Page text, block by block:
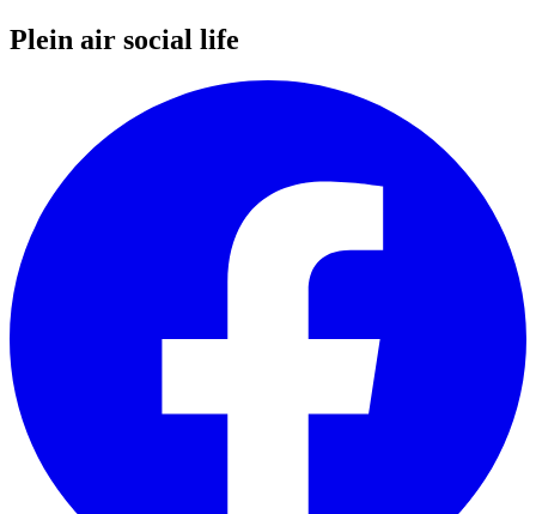
Plein air social life